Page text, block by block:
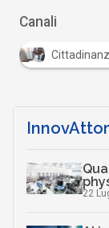
Canali
22